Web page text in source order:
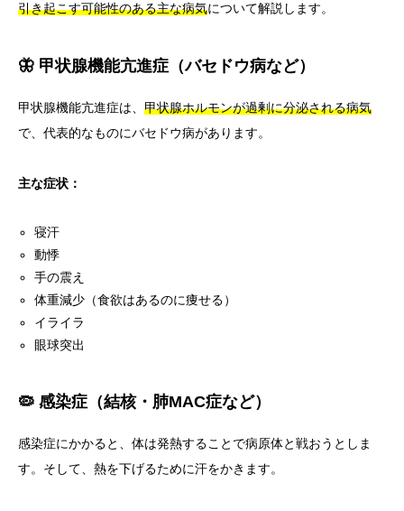
引き起こす可能性のある主な病気について解説します。
🦋 甲状腺機能亢進症（バセドウ病など）
甲状腺機能亢進症は、 甲状腺ホルモンが過剰に分泌される病気
で、代表的なものにバセドウ病があります。
主な症状：
寝汗
動悸
手の震え
体重減少（食欲はあるのに痩せる）
イライラ
眼球突出
🦠 感染症（結核・肺MAC症など）
感染症にかかると、体は発熱することで病原体と戦おうとしま
す。そして、熱を下げるために汗をかきます。